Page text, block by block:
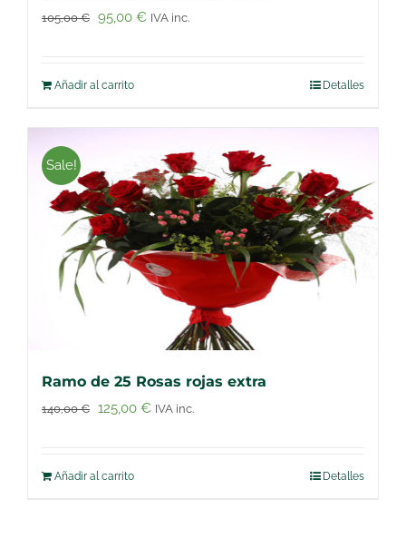
105,00€ El
era:
95,00 € El
IVA inc.
Añadir al carrito Detalles
Sale!
Ramo de 25 Rosas rojas extra
140,00€ El
era:
125,00 € El
IVA inc.
Añadir al carrito Detalles